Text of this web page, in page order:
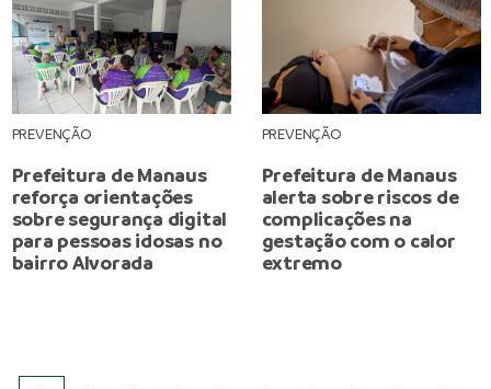
PREVENÇÃO
Prefeitura de Manaus
reforça orientações
sobre segurança digital
para pessoas idosas no
bairro Alvorada
PREVENÇÃO
Prefeitura de Manaus
alerta sobre riscos de
complicações na
gestação com o calor
extremo